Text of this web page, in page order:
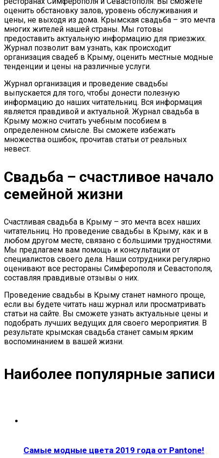
оценить обстановку залов, уровень обслуживания и
цены, не выходя из дома. Крымская свадьба – это мечта
многих жителей нашей страны. Мы готовы
предоставить актуальную информацию для приезжих.
Журнал позволит вам узнать, как происходит
организация свадеб в Крыму, оценить местные модные
тенденции и цены на различные услуги.
Журнал организация и проведение свадьбы
выпускается для того, чтобы донести полезную
информацию до наших читательниц. Вся информация
является правдивой и актуальной. Журнал свадьба в
Крыму можно считать учебным пособием в
определенном смысле. Вы сможете избежать
множества ошибок, прочитав статьи от реальных
невест.
Свадьба – счастливое начало
семейной жизни
Счастливая свадьба в Крыму – это мечта всех наших
читательниц. Но проведение свадьбы в Крыму, как и в
любом другом месте, связано с большими трудностями.
Мы предлагаем вам помощь и консультации от
специалистов своего дела. Наши сотрудники регулярно
оценивают все рестораны Симферополя и Севастополя,
составляя правдивые отзывы о них.
Проведение свадьбы в Крыму станет намного проще,
если вы будете читать наш журнал или просматривать
статьи на сайте. Вы сможете узнать актуальные цены и
подобрать лучших ведущих для своего мероприятия. В
результате крымская свадьба станет самым ярким
воспоминанием в вашей жизни.
Наиболее популярные записи
Самые модные цвета 2019 года от Pantone!